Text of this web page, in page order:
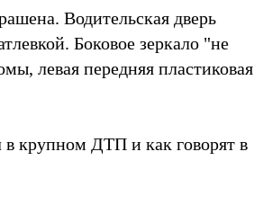
Водительская дверь
Боковое зеркало "не
левая передняя пластиковая
в крупном ДТП и как говорят в